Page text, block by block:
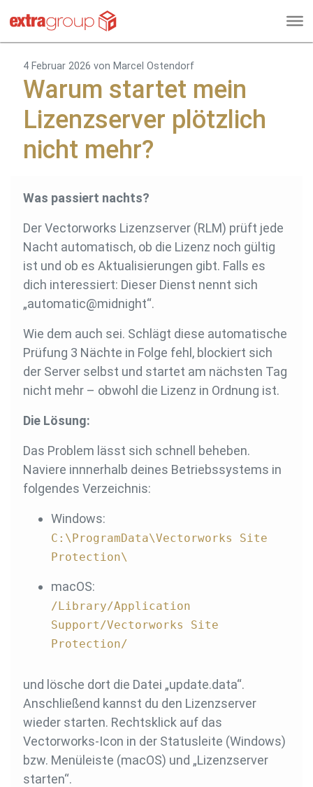
4 Februar 2026 von Marcel Ostendorf
Warum startet mein
Lizenzserver plötzlich
nicht mehr?
Was passiert nachts?
Der Vectorworks Lizenzserver (RLM) prüft jede
Nacht automatisch, ob die Lizenz noch gültig
ist und ob es Aktualisierungen gibt. Falls es
dich interessiert: Dieser Dienst nennt sich
„automatic@midnight“.
Wie dem auch sei. Schlägt diese automatische
Prüfung 3 Nächte in Folge fehl, blockiert sich
der Server selbst und startet am nächsten Tag
nicht mehr – obwohl die Lizenz in Ordnung ist.
Die Lösung:
Das Problem lässt sich schnell beheben.
Naviere innnerhalb deines Betriebssystems in
folgendes Verzeichnis:
Windows:
C:\ProgramData\Vectorworks Site
Protection\
macOS:
/Library/Application
Support/Vectorworks Site
Protection/
und lösche dort die Datei „update.data“.
Anschließend kannst du den Lizenzserver
wieder starten. Rechtsklick auf das
Vectorworks-Icon in der Statusleite (Windows)
bzw. Menüleiste (macOS) und „Lizenzserver
starten“.